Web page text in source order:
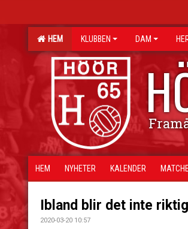
HEM KLUBBEN DAM
HEM NYHETER KALENDER
Ibland blir det inte
2020-03-20 10:57